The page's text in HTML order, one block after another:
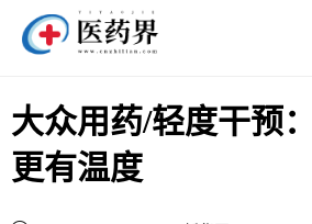
大众用药/轻度干预
更有温度